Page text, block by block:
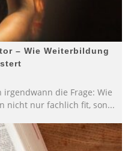
– Wie Weiterbildung
die Frage: Wie
nicht nur fachlich fit, son...